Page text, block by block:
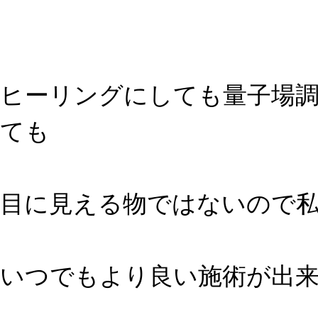
ヒーリングにしても量子場
ても
目に見える物ではないので
いつでもより良い施術が出